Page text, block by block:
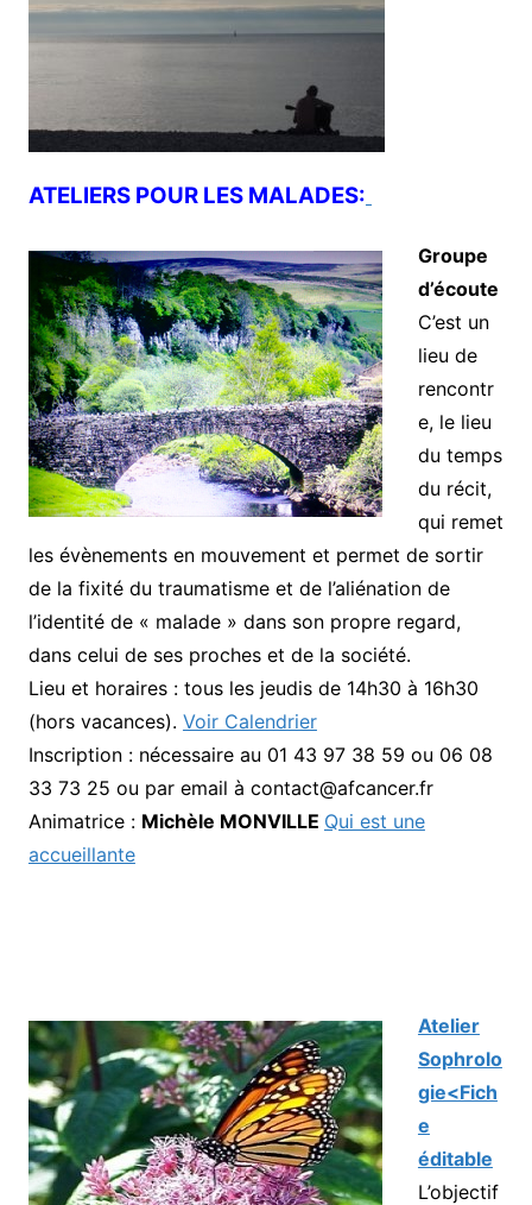
ATELIERS POUR LES MALADES:
Groupe
d’écoute
C’est un
lieu de
rencontr
e, le lieu
du temps
du récit,
qui remet
les évènements en mouvement et permet de sortir
de la fixité du traumatisme et de l’aliénation de
l’identité de « malade » dans son propre regard,
dans celui de ses proches et de la société.
Lieu et horaires : tous les jeudis de 14h30 à 16h30
(hors vacances). Voir Calendrier
Inscription : nécessaire au 01 43 97 38 59 ou 06 08
33 73 25 ou par email à contact@afcancer.fr
Animatrice : Michèle MONVILLE Qui est une
accueillante
Atelier
Sophrolo
gie<Fich
e
éditable
L’objectif